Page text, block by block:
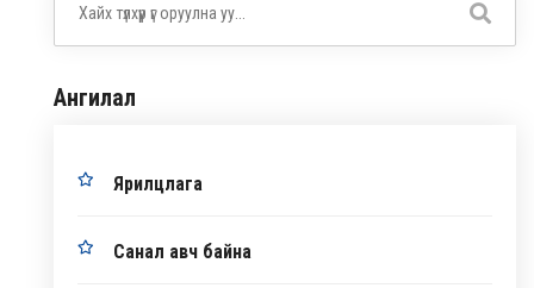
Ангилал
Ярилцлага
Санал авч байна